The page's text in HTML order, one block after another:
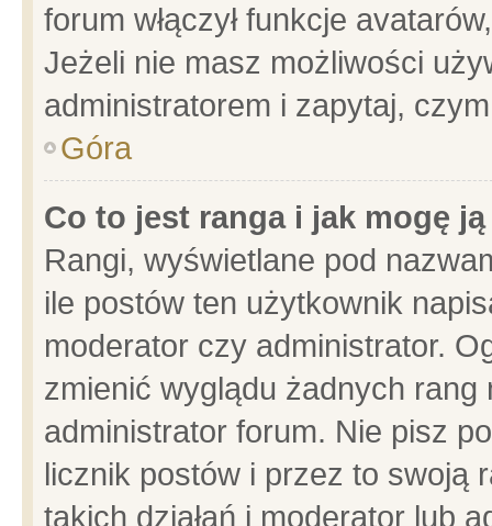
forum włączył funkcje
Jeżeli nie masz możliwości
administratorem i zapytaj,
Góra
Co to jest ranga i jak mogę
Rangi, wyświetlane pod
ile postów ten użytkownik
moderator czy administrator.
zmienić wyglądu żadnych
administrator forum. Nie pisz
licznik postów i przez to swoją
takich działań i moderator lub